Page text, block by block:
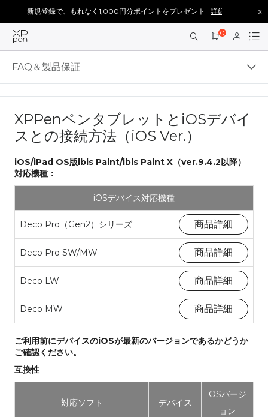
新規登録で、もれなく1,000円分ポイントをプレゼント | 詳細を見る > x
0
FAQ＆製品保証
XPPenペンタブレットとiOSデバイ
スとの接続方法（iOS Ver.）
iOS/iPad OS版ibis Paint/ibis Paint X（ver.9.4.2以降）
対応機種：
iOSデバイス対応機種
Deco Pro（Gen2）シリーズ 商品詳細
Deco Pro SW/MW 商品詳細
Deco LW 商品詳細
Deco MW 商品詳細
ご利用前にデバイスのiOSが最新のバージョンであるかどうか
ご確認ください。
互換性
対応ソフト デバイス
OSバージ
ョン